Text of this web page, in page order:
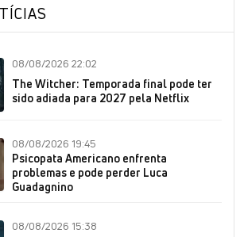
08/08/2026 22:02
The Witcher: Temporada final pode ter
sido adiada para 2027 pela Netflix
08/08/2026 19:45
Psicopata Americano enfrenta
problemas e pode perder Luca
Guadagnino
08/08/2026 15:38